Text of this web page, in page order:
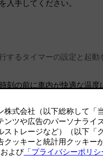
入手してください。
するタイマーの設定と起
の前に車内が快適な温度
のみ設定することもできま
に進みます。